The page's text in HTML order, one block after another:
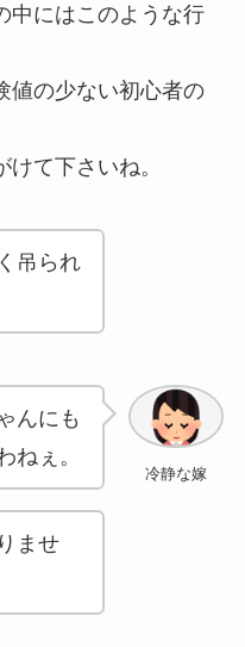
中にはこのような行
値の少ない初心者の
て下さいね。
吊られ
冷静な嫁
んにも
ねぇ。
ませ